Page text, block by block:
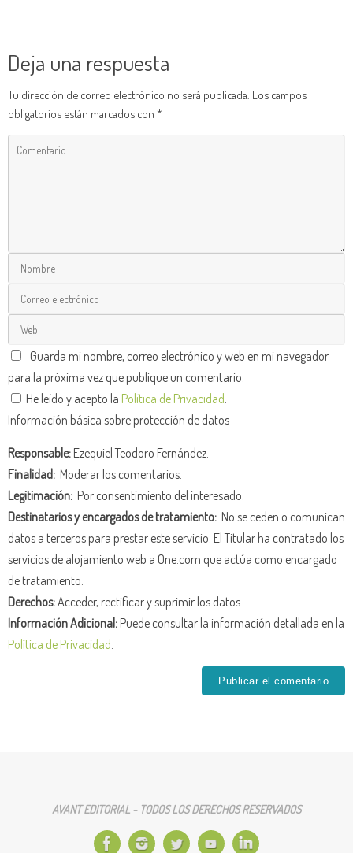
Deja una respuesta
Tu dirección de correo electrónico no será publicada. Los campos
obligatorios están marcados con *
Guarda mi nombre, correo electrónico y web en mi navegador
para la próxima vez que publique un comentario.
He leído y acepto la Política de Privacidad
Información básica sobre protección de datos
Responsable:Ezequiel Teodoro Fernández.
Finalidad: Moderar los comentarios.
Legitimación: Por consentimiento del interesado.
Destinatarios y encargados de tratamiento: No se ceden o comunican
datos a terceros para prestar este servicio. El Titular ha contratado los
servicios de alojamiento web a One.com que actúa como encargado
de tratamiento.
Derechos:Acceder, rectificar y suprimir los datos.
Información Adicional:Puede consultar la información detallada en la
Política de Privacidad
AVANT EDITORIAL - TODOS LOS DERECHOS RESERVADOS